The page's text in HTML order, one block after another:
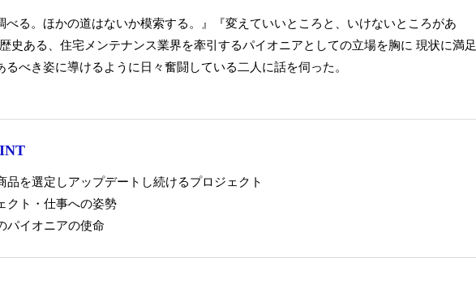
べる。ほかの道はないか模索する。』『変えていいところと、いけないところがあ
史ある、住宅メンテナンス業界を牽引するパイオニアとしての立場を胸に 現状に満足
べき姿に導けるように日々奮闘している二人に話を伺った。
品を選定しアップデートし続けるプロジェクト
クト・仕事への姿勢
パイオニアの使命